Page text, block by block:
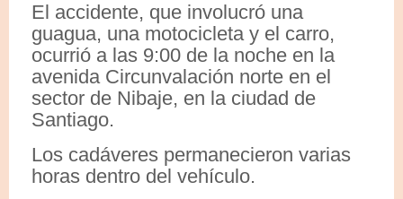
El accidente, que involucró una
guagua, una motocicleta y el carro,
ocurrió a las 9:00 de la noche en la
avenida Circunvalación norte en el
sector de Nibaje, en la ciudad de
Santiago.
Los cadáveres permanecieron varias
horas dentro del vehículo.